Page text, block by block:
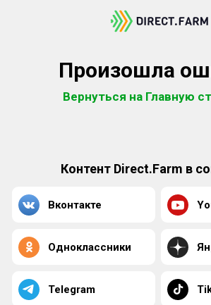
Произошла
Вернуться на Главную
Контент Direct.Farm в
Вконтакте
Одноклассники
Telegram